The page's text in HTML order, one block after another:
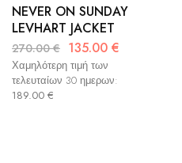
NEVER ON SUNDAY
LEVHART JACKET
270.00€ 135.00 €
Χαμηλότερη τιμή των
τελευταίων 30 ημερων:
189.00 €